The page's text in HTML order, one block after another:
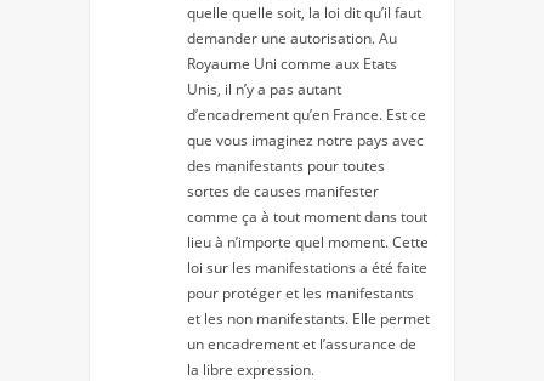
quelle quelle soit, la loi dit qu’il faut
demander une autorisation. Au
Royaume Uni comme aux Etats
Unis, il n’y a pas autant
d’encadrement qu’en France. Est ce
que vous imaginez notre pays avec
des manifestants pour toutes
sortes de causes manifester
comme ça à tout moment dans tout
lieu à n’importe quel moment. Cette
loi sur les manifestations a été faite
pour protéger et les manifestants
et les non manifestants. Elle permet
un encadrement et l’assurance de
la libre expression.